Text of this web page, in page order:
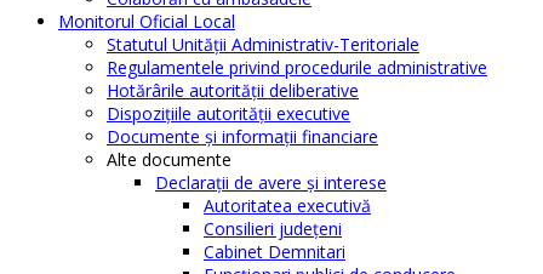
Monitorul Oficial Local
Statutul Unităţii Administrativ-Teritoriale
Regulamentele privind procedurile administrative
Hotărârile autorităţii deliberative
Dispoziţiile autorităţii executive
Documente şi informaţii financiare
Alte documente
Declaraţii de avere şi interese
Autoritatea executivă
Consilieri judeţeni
Cabinet Demnitari